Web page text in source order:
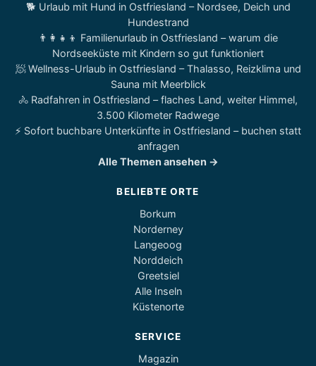
🐕 Urlaub mit Hund in Ostfriesland – Nordsee, Deich und
Hundestrand
👨‍👩‍👧‍👦 Familienurlaub in Ostfriesland – warum die
Nordseeküste mit Kindern so gut funktioniert
🧖 Wellness-Urlaub in Ostfriesland – Thalasso, Reizklima und
Sauna mit Meerblick
🚴 Radfahren in Ostfriesland – flaches Land, weiter Himmel,
3.500 Kilometer Radwege
⚡ Sofort buchbare Unterkünfte in Ostfriesland – buchen statt
anfragen
Alle Themen ansehen →
BELIEBTE ORTE
Borkum
Norderney
Langeoog
Norddeich
Greetsiel
Alle Inseln
Küstenorte
SERVICE
Magazin